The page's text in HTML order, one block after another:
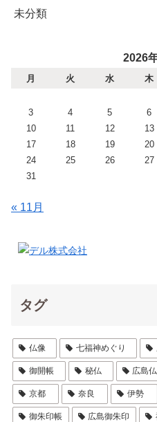
未分類
2026
月 火 水 木
3
4 5 6
10
11 12 13
17
18 19 20
24
25 26 27
31
« 11月
タグ
仏像 七福神めぐり
御開帳 秘仏 広島
京都 奈良 伊勢
御朱印帳 広島御朱印